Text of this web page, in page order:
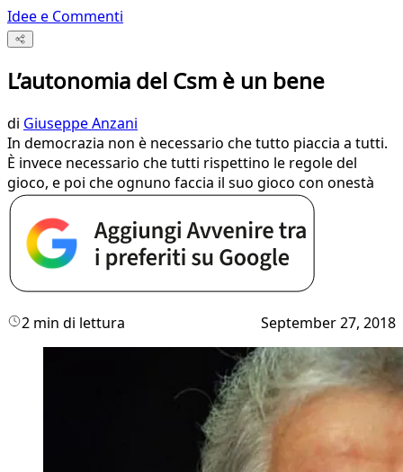
Idee e Commenti
L’autonomia del Csm è un bene
di Giuseppe Anzani
In democrazia non è necessario che tutto piaccia a tutti.
È invece necessario che tutti rispettino le regole del
gioco, e poi che ognuno faccia il suo gioco con onestà
2 min di lettura September 27, 2018